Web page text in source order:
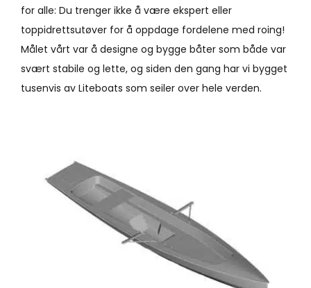
for alle: Du trenger ikke å være ekspert eller
toppidrettsutøver for å oppdage fordelene med roing!
Målet vårt var å designe og bygge båter som både var
svært stabile og lette, og siden den gang har vi bygget
tusenvis av Liteboats som seiler over hele verden.